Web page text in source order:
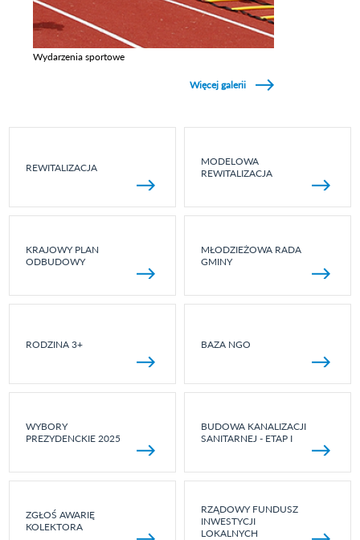
Wydarzenia sportowe
Więcej galerii
REWITALIZACJA
MODELOWA
REWITALIZACJA
KRAJOWY PLAN
ODBUDOWY
MŁODZIEŻOWA RADA
GMINY
RODZINA 3+ BAZA NGO
WYBORY
PREZYDENCKIE 2025
BUDOWA KANALIZACJI
SANITARNEJ - ETAP I
ZGŁOŚ AWARIĘ
KOLEKTORA
RZĄDOWY FUNDUSZ
INWESTYCJI
LOKALNYCH